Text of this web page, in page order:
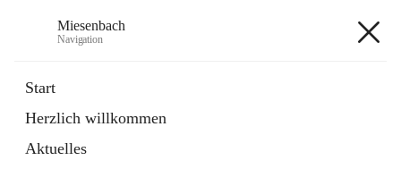
Miesenbach
Navigation
Start
Herzlich willkommen
Aktuelles
Externe Webseite
in